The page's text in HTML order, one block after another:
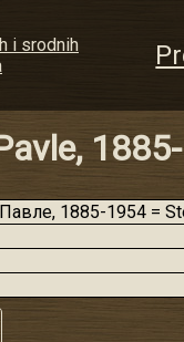
i srodnih
1885-1954 =